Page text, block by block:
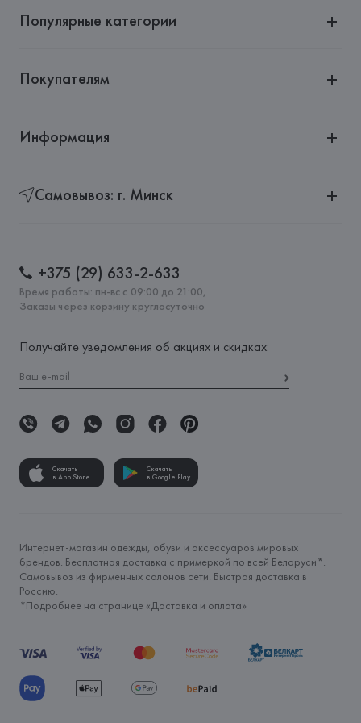
Популярные категории
Покупателям
Информация
Самовывоз: г. Минск
+375 (29) 633-2-633
Время работы: пн-вс с 09:00 до 21:00,
Заказы через корзину круглосуточно
Получайте уведомления об акциях и скидках:
Скачать
в App Store
Скачать
в Google Play
Интернет-магазин одежды, обуви и аксессуаров мировых
брендов. Бесплатная доставка с примеркой по всей Беларуси*.
Самовывоз из фирменных салонов сети. Быстрая доставка в
Россию.
*Подробнее на странице «Доставка и оплата»